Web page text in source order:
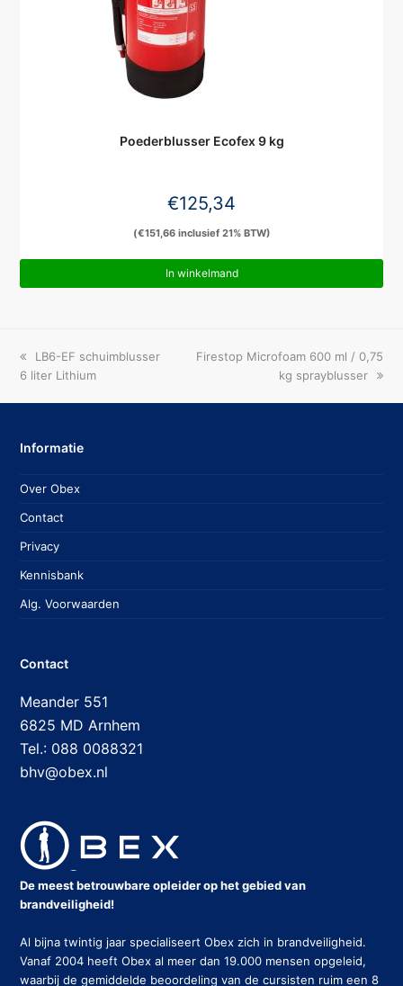
Poederblusser Ecofex 9 kg
€125,34
(€151,66inclusief 21% BTW)
In winkelmand
previous
post:
LB6-EF schuimblusser
6 liter Lithium
next
Firestop Microfoam 600 ml / 0,75
kg sprayblusser
Informatie
Over Obex
Contact
Privacy
Kennisbank
Alg. Voorwaarden
Contact
Meander 551
6825 MD Arnhem
Tel.: 088 0088321
bhv@obex.nl
De meest betrouwbare opleider op het gebied van
brandveiligheid!
Al bijna twintig jaar specialiseert Obex zich in brandveiligheid.
Vanaf 2004 heeft Obex al meer dan 19.000 mensen opgeleid,
waarbij de gemiddelde beoordeling van de cursisten ruim een 8